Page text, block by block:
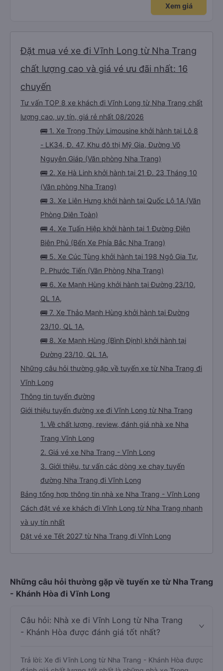
Xem giá
Đặt mua vé xe đi Vĩnh Long từ Nha Trang
chất lượng cao và giá vé ưu đãi nhất: 16
chuyến
Tư vấn TOP 8 xe khách đi Vĩnh Long từ Nha Trang chất
lượng cao, uy tín, giá rẻ nhất 08/2026
🚌 1. Xe Trọng Thủy Limousine khởi hành tại Lô 8
- LK34, Đ. 47, Khu đô thị Mỹ Gia, Đường Võ
Nguyên Giáp (Văn phòng Nha Trang)
🚌 2. Xe Hà Linh khởi hành tại 21 Đ. 23 Tháng 10
(Văn phòng Nha Trang)
🚌 3. Xe Liên Hưng khởi hành tại Quốc Lộ 1A (Văn
Phòng Diên Toàn)
🚌 4. Xe Tuấn Hiệp khởi hành tại 1 Đường Điện
Biên Phủ (Bến Xe Phía Bắc Nha Trang)
🚌 5. Xe Cúc Tùng khởi hành tại 198 Ngô Gia Tự,
P. Phước Tiến (Văn Phòng Nha Trang)
🚌 6. Xe Mạnh Hùng khởi hành tại Đường 23/10,
QL 1A,
🚌 7. Xe Thảo Mạnh Hùng khởi hành tại Đường
23/10, QL 1A,
🚌 8. Xe Mạnh Hùng (Bình Định) khởi hành tại
Đường 23/10, QL 1A,
Những câu hỏi thường gặp về tuyến xe từ Nha Trang đi
Vĩnh Long
Thông tin tuyến đường
Giới thiệu tuyến đường xe đi Vĩnh Long từ Nha Trang
1. Về chất lượng, review, đánh giá nhà xe Nha
Trang Vĩnh Long
2. Giá vé xe Nha Trang - Vĩnh Long
3. Giới thiệu, tư vấn các dòng xe chạy tuyến
đường Nha Trang đi Vĩnh Long
Bảng tổng hợp thông tin nhà xe Nha Trang - Vĩnh Long
Cách đặt vé xe khách đi Vĩnh Long từ Nha Trang nhanh
và uy tín nhất
Đặt vé xe Tết 2027 từ Nha Trang đi Vĩnh Long
Những câu hỏi thường gặp về tuyến xe từ Nha Trang
- Khánh Hòa đi Vĩnh Long
Câu hỏi: Nhà xe đi Vĩnh Long từ Nha Trang
- Khánh Hòa được đánh giá tốt nhất?
Trả lời: Xe đi Vĩnh Long từ Nha Trang - Khánh Hòa được